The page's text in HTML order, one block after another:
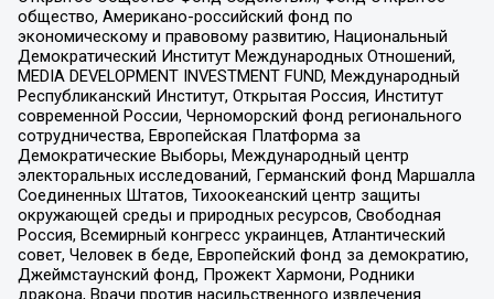
общество, Американо-российский фонд по
экономическому и правовому развитию, Национальный
Демократический Институт Международных Отношений,
MEDIA DEVELOPMENT INVESTMENT FUND, Международный
Республиканский Институт, Открытая Россия, Институт
современной России, Черноморский фонд регионального
сотрудничества, Европейская Платформа за
Демократические Выборы, Международный центр
электоральных исследований, Германский фонд Маршалла
Соединенных Штатов, Тихоокеанский центр защиты
окружающей среды и природных ресурсов, Свободная
Россия, Всемирный конгресс украинцев, Атлантический
совет, Человек в беде, Европейский фонд за демократию,
Джеймстаунский фонд, Прожект Хармони, Родники
дракона, Врачи против насильственного извлечения